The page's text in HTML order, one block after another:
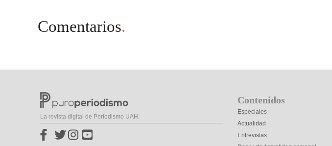
Comentarios.
La revista digital de Periodismo UAH.
Contenidos
Especiales
Actualidad
Entrevistas